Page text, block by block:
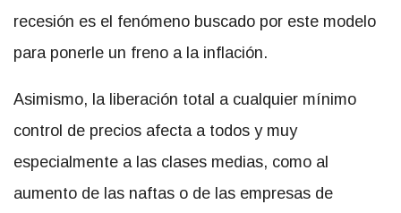
recesión es el fenómeno buscado por este modelo
para ponerle un freno a la inflación.
Asimismo, la liberación total a cualquier mínimo
control de precios afecta a todos y muy
especialmente a las clases medias, como al
aumento de las naftas o de las empresas de